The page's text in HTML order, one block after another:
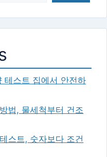
테스트 집에서 안전하
법, 물세척부터 건조
스트, 숫자보다 조건